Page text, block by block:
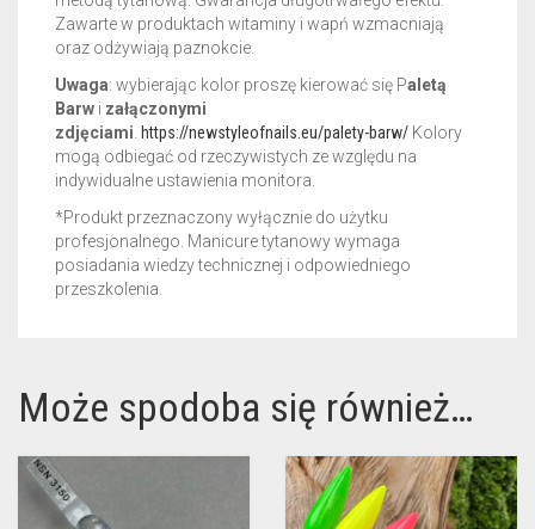
Zawarte w produktach witaminy i wapń wzmacniają
oraz odżywiają paznokcie.
Uwaga: wybierając kolor proszę kierować się Paletą
Barw i załączonymi
zdjęciami https://newstyleofnails.eu/palety-barw/ Kolory
mogą odbiegać od rzeczywistych ze względu na
indywidualne ustawienia monitora.
*Produkt przeznaczony wyłącznie do użytku
profesjonalnego. Manicure tytanowy wymaga
posiadania wiedzy technicznej i odpowiedniego
przeszkolenia.
Może spodoba się również…